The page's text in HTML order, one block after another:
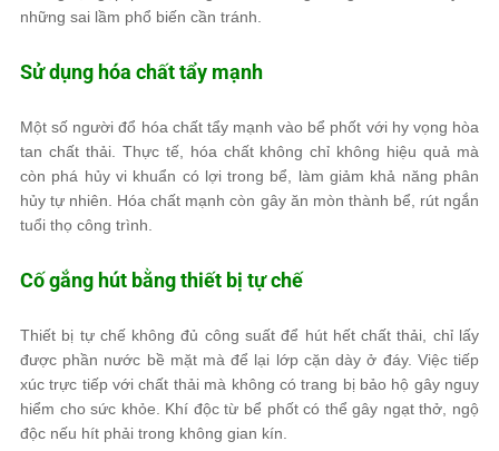
những sai lầm phổ biến cần tránh.
Sử dụng hóa chất tẩy mạnh
Một số người đổ hóa chất tẩy mạnh vào bể phốt với hy vọng hòa
tan chất thải. Thực tế, hóa chất không chỉ không hiệu quả mà
còn phá hủy vi khuẩn có lợi trong bể, làm giảm khả năng phân
hủy tự nhiên. Hóa chất mạnh còn gây ăn mòn thành bể, rút ngắn
tuổi thọ công trình.
Cố gắng hút bằng thiết bị tự chế
Thiết bị tự chế không đủ công suất để hút hết chất thải, chỉ lấy
được phần nước bề mặt mà để lại lớp cặn dày ở đáy. Việc tiếp
xúc trực tiếp với chất thải mà không có trang bị bảo hộ gây nguy
hiểm cho sức khỏe. Khí độc từ bể phốt có thể gây ngạt thở, ngộ
độc nếu hít phải trong không gian kín.